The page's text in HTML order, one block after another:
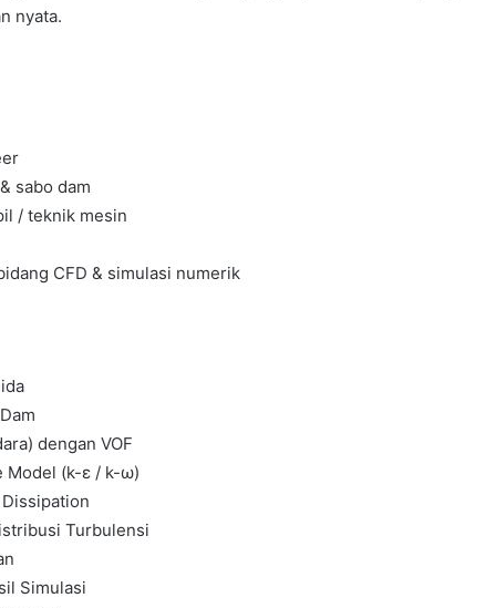
nyata.
sabo dam
/ teknik mesin
CFD & simulasi numerik
dengan VOF
Model (k-ε / k-ω)
Turbulensi
Simulasi